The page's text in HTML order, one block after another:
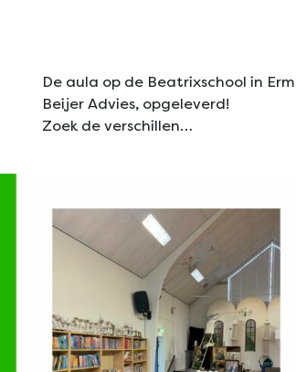
De aula op de Beatrixschool in
Beijer Advies, opgeleverd!
Zoek de verschillen…